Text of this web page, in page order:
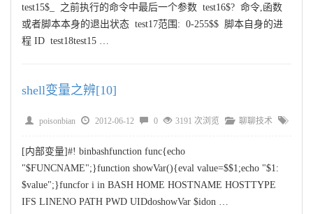
test15$_ 之前执行的命令中最后一个参数 test16$? 命令,函数
或者脚本本身的退出状态 test17范围: 0-255$$ 脚本自身的进
程 ID test18test15 …
shell变量之辨[10]
poisonbian 2012-06-12 0 3191 次浏览 聊聊技术
[内部变量]#! binbashfunction func{echo
"$FUNCNAME";}function showVar(){eval value=$$1;echo "$1:
$value";}funcfor i in BASH HOME HOSTNAME HOSTTYPE
IFS LINENO PATH PWD UIDdoshowVar $idon …